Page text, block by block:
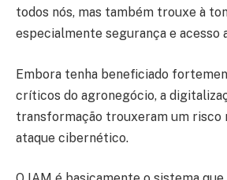
todos nós, mas também trouxe à
especialmente segurança e acesso
Embora tenha beneficiado
críticos do agronegócio, a
transformação trouxeram um risco
ataque cibernético.